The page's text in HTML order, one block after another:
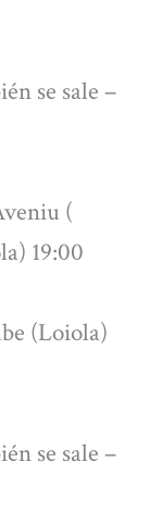
se sale –
(
19:00
(Loiola)
se sale –